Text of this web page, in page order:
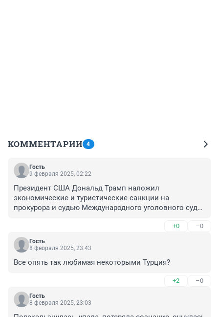
КОММЕНТАРИИ 4
Гость
9 февраля 2025, 02:22
Президент США Дональд Трамп наложил
экономические и туристические санкции на
прокурора и судью Международного уголовного суда
на арест российского лидера Владимира Путина.
+0 –0
Гость
8 февраля 2025, 23:43
Все опять так любимая некоторыми Турция?
+2 –0
Гость
8 февраля 2025, 23:03